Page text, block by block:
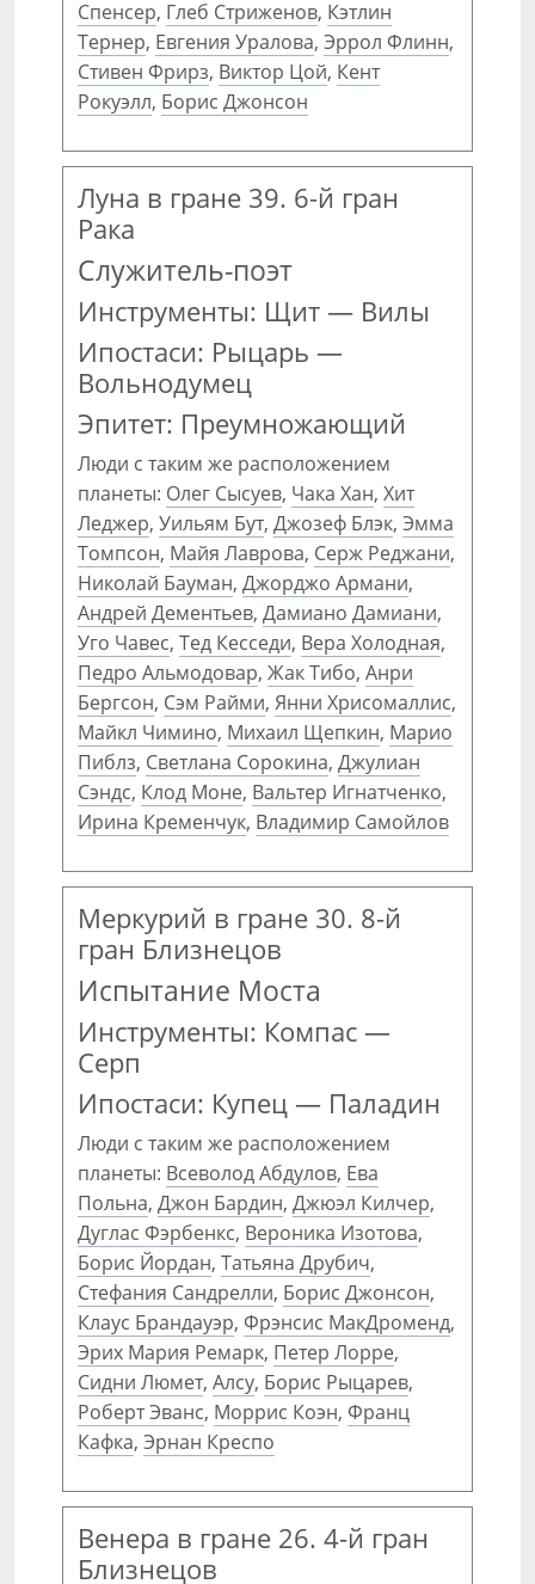
Спенсер, Глеб Стриженов, Кэтлин
Тернер, Евгения Уралова, Эррол Флинн,
Стивен Фрирз, Виктор Цой, Кент
Рокуэлл, Борис Джонсон
Луна в гране 39. 6-й гран
Рака
Служитель-поэт
Инструменты: Щит — Вилы
Ипостаси: Рыцарь —
Вольнодумец
Эпитет: Преумножающий
Люди с таким же расположением
планеты: Олег Сысуев, Чака Хан, Хит
Леджер, Уильям Бут, Джозеф Блэк, Эмма
Томпсон, Майя Лаврова, Серж Реджани,
Николай Бауман, Джорджо Армани,
Андрей Дементьев, Дамиано Дамиани,
Уго Чавес, Тед Кесседи, Вера Холодная,
Педро Альмодовар, Жак Тибо, Анри
Бергсон, Сэм Райми, Янни Хрисомаллис,
Майкл Чимино, Михаил Щепкин, Марио
Пиблз, Светлана Сорокина, Джулиан
Сэндс, Клод Моне, Вальтер Игнатченко,
Ирина Кременчук, Владимир Самойлов
Меркурий в гране 30. 8-й
гран Близнецов
Испытание Моста
Инструменты: Компас —
Серп
Ипостаси: Купец — Паладин
Люди с таким же расположением
планеты: Всеволод Абдулов, Ева
Польна, Джон Бардин, Джюэл Килчер,
Дуглас Фэрбенкс, Вероника Изотова,
Борис Йордан, Татьяна Друбич,
Стефания Сандрелли, Борис Джонсон,
Клаус Брандауэр, Фрэнсис МакДроменд,
Эрих Мария Ремарк, Петер Лорре,
Сидни Люмет, Алсу, Борис Рыцарев,
Роберт Эванс, Моррис Коэн, Франц
Кафка, Эрнан Креспо
Венера в гране 26. 4-й гран
Близнецов